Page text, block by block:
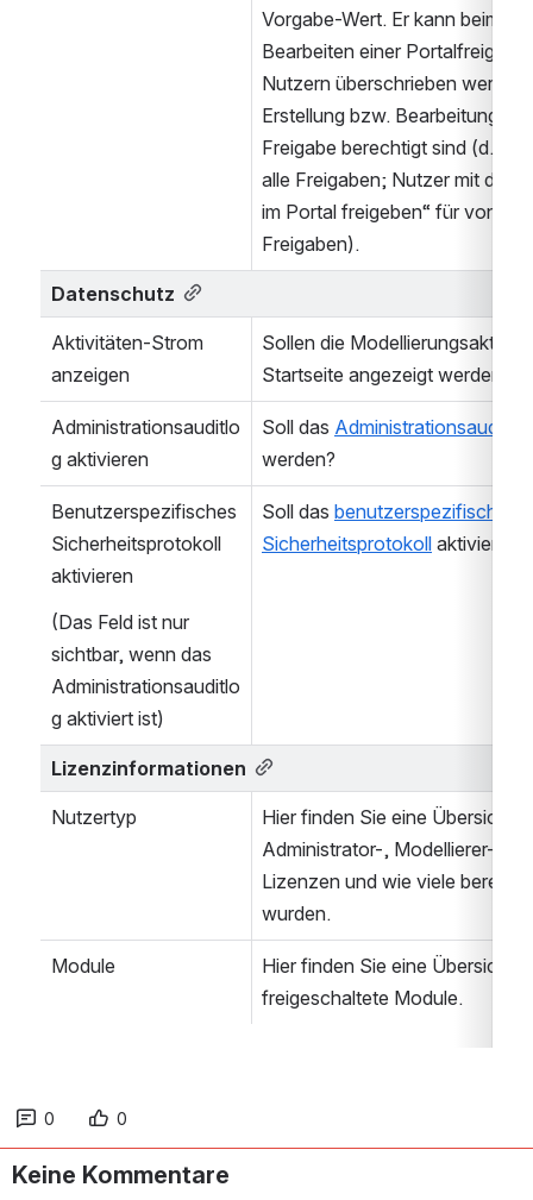
Vorgabe-Wert. Er kann beim
Bearbeiten einer Portalfreigabe
Nutzern überschrieben
Erstellung bzw. Bearbeitung
Freigabe berechtigt sind (d.h.
alle Freigaben; Nutzer mit dem
im Portal freigeben“ für von
Freigaben).
Datenschutz
Aktivitäten-Strom
anzeigen
Sollen die
Startseite angezeigt werden?
Administrationsauditlo
g aktivieren
Soll das Administrationsauditlog
werden?
Benutzerspezifisches
Sicherheitsprotokoll
aktivieren
(Das Feld ist nur
sichtbar, wenn das
Administrationsauditlo
g aktiviert ist)
Soll das benutzerspezifische
Sicherheitsprotokoll aktiviert
Lizenzinformationen
Nutzertyp
Hier finden Sie eine Übersicht
Administrator-, Modellierer-
Lizenzen und wie viele bereits
wurden.
Module
Hier finden Sie eine Übersicht
freigeschaltete Module.
0 0
Keine Kommentare